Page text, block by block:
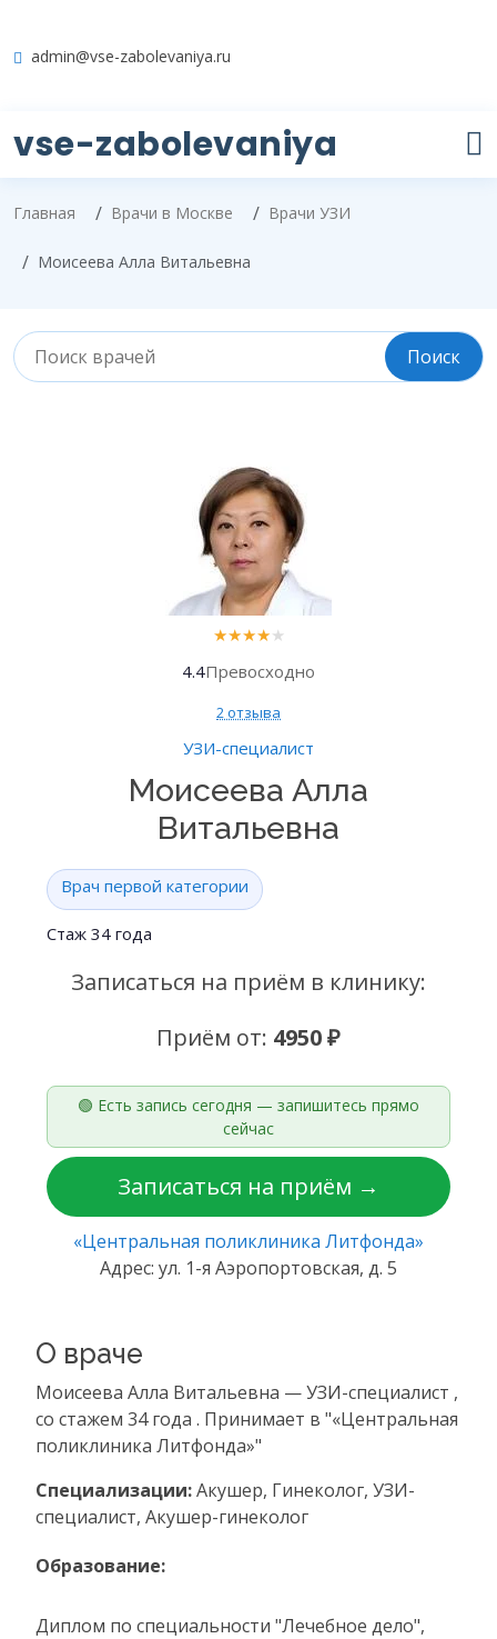
admin@vse-zabolevaniya.ru
vse-zabolevaniya
Главная Врачи в Москве Врачи УЗИ
Моисеева Алла Витальевна
★★★★★
4.4Превосходно
2 отзыва
УЗИ-специалист
Моисеева Алла
Витальевна
Врач первой категории
Стаж 34 года
Записаться на приём в клинику:
Приём от: 4950 ₽
🟢 Есть запись сегодня — запишитесь прямо
сейчас
Записаться на приём →
«Центральная поликлиника Литфонда»
Адрес: ул. 1-я Аэропортовская, д. 5
О враче
Моисеева Алла Витальевна — УЗИ-специалист ,
со стажем 34 года . Принимает в "«Центральная
поликлиника Литфонда»"
Специализации:Акушер, Гинеколог, УЗИ-
специалист, Акушер-гинеколог
Образование:
Диплом по специальности "Лечебное дело",